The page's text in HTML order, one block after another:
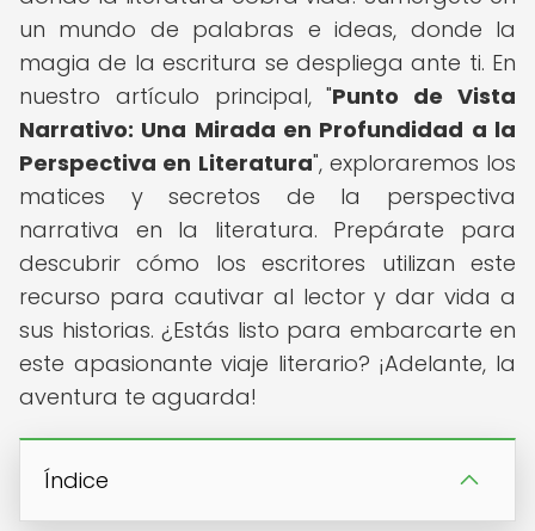
un mundo de palabras e ideas, donde la
magia de la escritura se despliega ante ti. En
nuestro artículo principal, "Punto de Vista
Narrativo: Una Mirada en Profundidad a la
Perspectiva en Literatura", exploraremos los
matices y secretos de la perspectiva
narrativa en la literatura. Prepárate para
descubrir cómo los escritores utilizan este
recurso para cautivar al lector y dar vida a
sus historias. ¿Estás listo para embarcarte en
este apasionante viaje literario? ¡Adelante, la
aventura te aguarda!
Índice